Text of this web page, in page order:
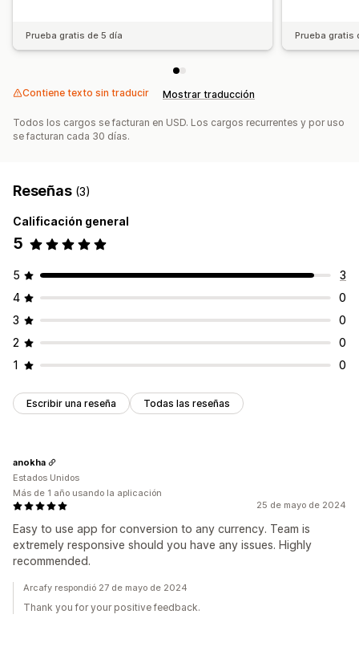
Prueba gratis de 5 día Prueba gratis
Contiene texto sin traducir Mostrar traducción
Todos los cargos se facturan en USD. Los cargos recurrentes y por uso
se facturan cada 30 días.
Reseñas (3)
Calificación general
5
5
3
4
0
3
0
2
0
1
0
Escribir una reseña Todas las reseñas
25 de mayo de 2024
Easy to use app for conversion to any currency. Team is
extremely responsive should you have any issues. Highly
recommended.
anokha
Estados Unidos
Más de 1 año usando la aplicación
Arcafy respondió 27 de mayo de 2024
Thank you for your positive feedback.